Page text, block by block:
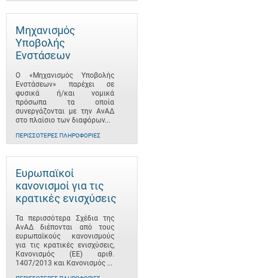
Μηχανισμός
Υποβολής
Ενστάσεων
Ο «Μηχανισμός Υποβολής
Ενστάσεων» παρέχει σε
φυσικά ή/και νομικά
πρόσωπα τα οποία
συνεργάζονται με την ΑνΑΔ
στο πλαίσιο των διαφόρων...
ΠΕΡΙΣΣΌΤΕΡΕΣ ΠΛΗΡΟΦΟΡΊΕΣ
Ευρωπαϊκοί
κανονισμοί για τις
κρατικές ενισχύσεις
Τα περισσότερα Σχέδια της
ΑνΑΔ διέπονται από τους
ευρωπαϊκούς κανονισμούς
για τις κρατικές ενισχύσεις,
Κανονισμός (ΕΕ) αριθ.
1407/2013 και Κανονισμός ...